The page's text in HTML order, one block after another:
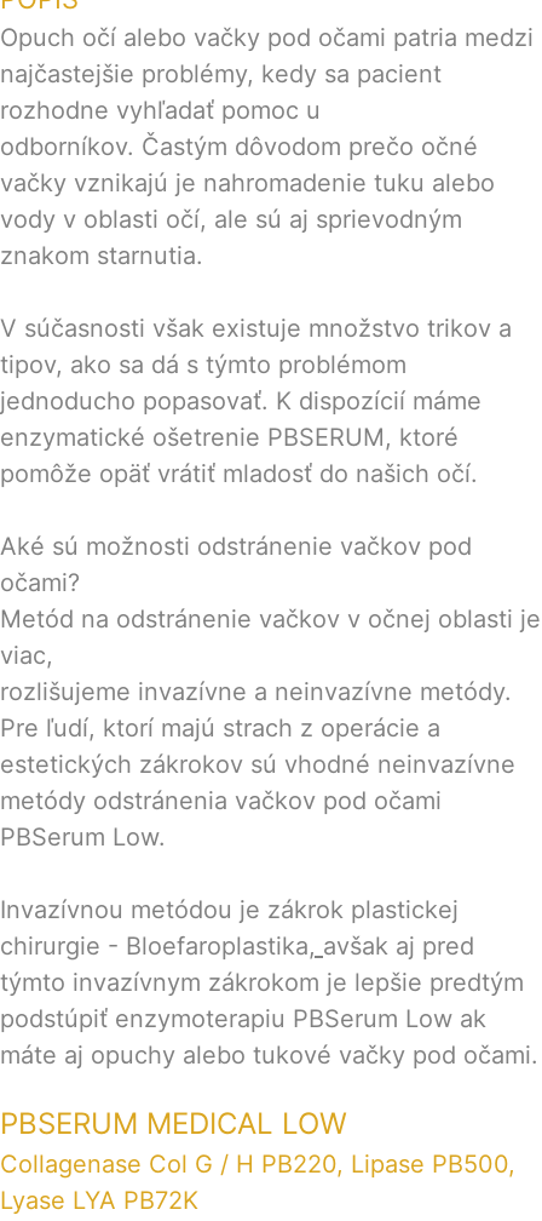
Opuch očí alebo vačky pod očami patria medzi
najčastejšie problémy, kedy sa pacient
rozhodne vyhľadať pomoc u
odborníkov. Častým dôvodom prečo očné
vačky vznikajú je nahromadenie tuku alebo
vody v oblasti očí, ale sú aj sprievodným
znakom starnutia.
V súčasnosti však existuje množstvo trikov a
tipov, ako sa dá s týmto problémom
jednoducho popasovať. K dispozícií máme
enzymatické ošetrenie PBSERUM, ktoré
pomôže opäť vrátiť mladosť do našich očí.
Aké sú možnosti odstránenie vačkov pod
očami?
Metód na odstránenie vačkov v očnej oblasti je
viac,
rozlišujeme invazívne a neinvazívne metódy.
Pre ľudí, ktorí majú strach z operácie a
estetických zákrokov sú vhodné neinvazívne
metódy odstránenia vačkov pod očami
PBSerum Low.
Invazívnou metódou je zákrok plastickej
chirurgie - Bloefaroplastika, avšak aj pred
týmto invazívnym zákrokom je lepšie predtým
podstúpiť enzymoterapiu PBSerum Low ak
máte aj opuchy alebo tukové vačky pod očami.
PBSERUM MEDICAL LOW
Collagenase Col G / H PB220, Lipase PB500,
Lyase LYA PB72K